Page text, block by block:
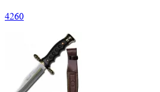
4260